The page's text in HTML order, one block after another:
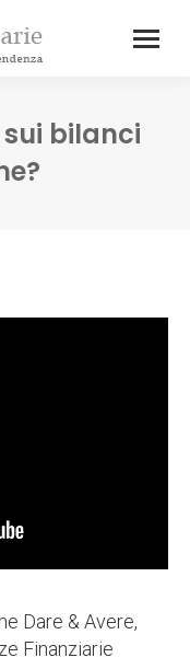
sui bilanci
Dare & Avere,
Finanziarie